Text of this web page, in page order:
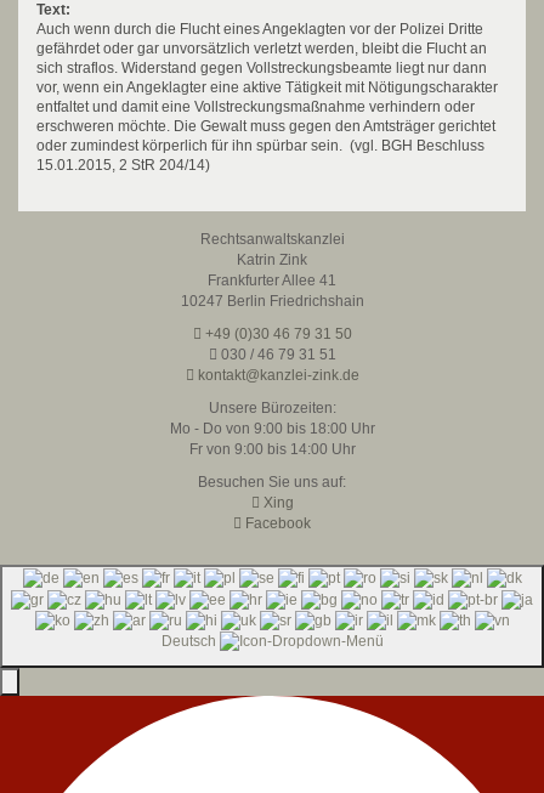
Text:
Auch wenn durch die Flucht eines Angeklagten vor der Polizei Dritte
gefährdet oder gar unvorsätzlich verletzt werden, bleibt die Flucht an
sich straflos. Widerstand gegen Vollstreckungsbeamte liegt nur dann
vor, wenn ein Angeklagter eine aktive Tätigkeit mit Nötigungscharakter
entfaltet und damit eine Vollstreckungsmaßnahme verhindern oder
erschweren möchte. Die Gewalt muss gegen den Amtsträger gerichtet
oder zumindest körperlich für ihn spürbar sein. (vgl. BGH Beschluss
15.01.2015, 2 StR 204/14)
Rechtsanwaltskanzlei
Katrin Zink
Frankfurter Allee 41
10247 Berlin Friedrichshain
+49 (0)30 46 79 31 50
030 / 46 79 31 51
kontakt@kanzlei-zink.de
Unsere Bürozeiten:
Mo - Do von 9:00 bis 18:00 Uhr
Fr von 9:00 bis 14:00 Uhr
Besuchen Sie uns auf:
Xing
Facebook
Deutsch